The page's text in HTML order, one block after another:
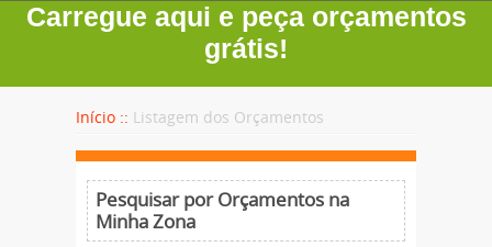
Carregue aqui e peça orçamentos
grátis!
Início :: Listagem dos Orçamentos
Pesquisar por Orçamentos na
Minha Zona